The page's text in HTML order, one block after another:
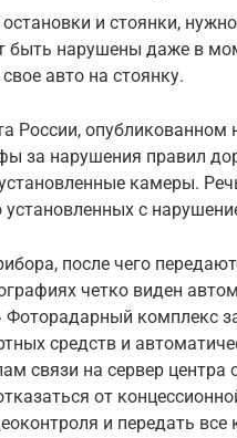
и стоянки,
быть нарушены даже в
авто на стоянку.
России, опубликованном
за нарушения правил
камеры.
с
после чего
четко виден
Фоторадарный комплекс
средств и
связи на сервер центра
от
и передать